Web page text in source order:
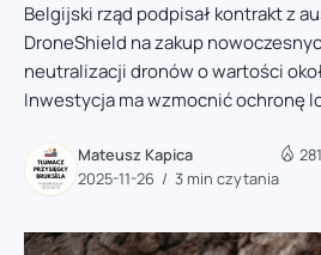
Belgijski rząd podpisał kontrakt z
DroneShield na zakup
neutralizacji dronów o wartości
Inwestycja ma wzmocnić ochronę
Mateusz Kapica
2025-11-26
3 min czytania
281